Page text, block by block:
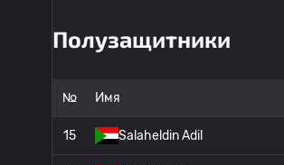
Полузащитники
№ Имя
15 Salaheldin Adil